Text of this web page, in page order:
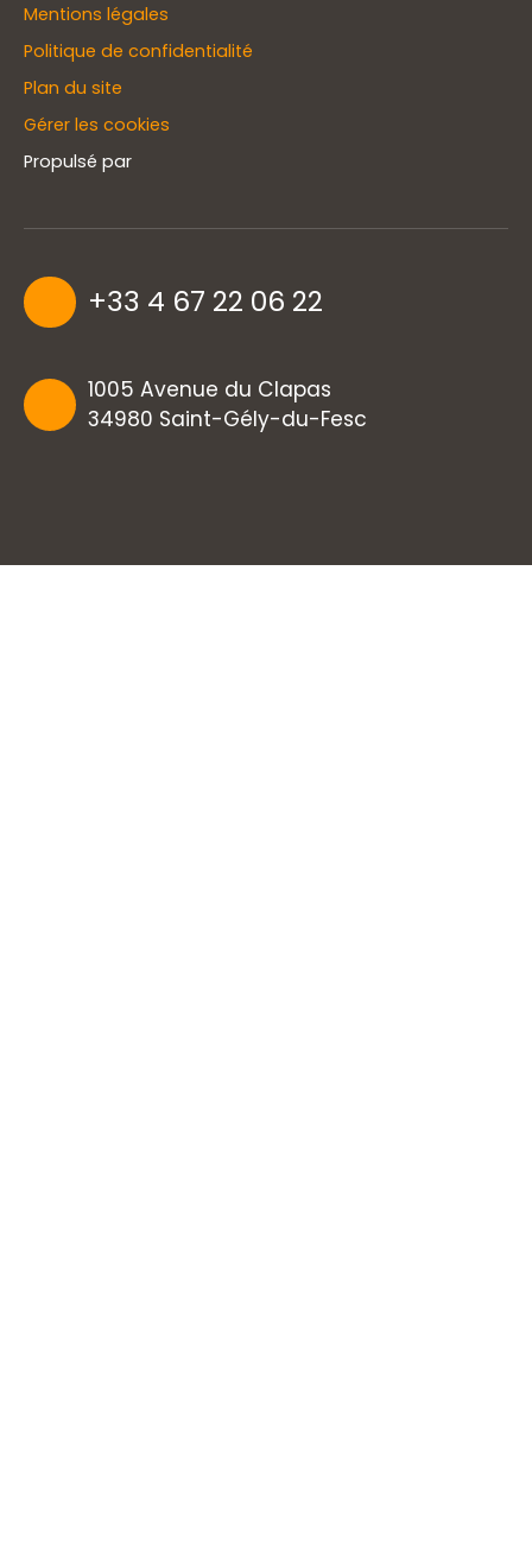
Mentions légales
Politique de confidentialité
Plan du site
Gérer les cookies
Propulsé par
+33 4 67 22 06 22
1005 Avenue du Clapas
34980 Saint-Gély-du-Fesc